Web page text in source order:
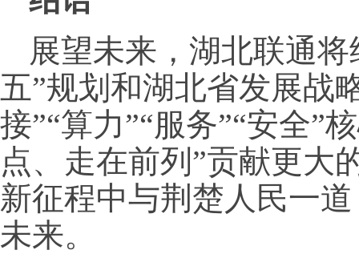
展望未来，湖北联通
五”规划和湖北省发展战
接”“算力”“服务”“安全”
点、走在前列”贡献更大
新征程中与荆楚人民一
未来。